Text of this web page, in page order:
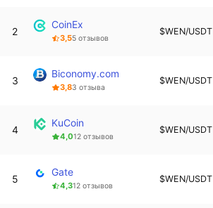
2
CoinEx
3,55 отзывов
$WEN/USDT
3
Biconomy.com
3,83 отзыва
$WEN/USDT
4
KuCoin
4,012 отзывов
$WEN/USDT
5
Gate
4,312 отзывов
$WEN/USDT